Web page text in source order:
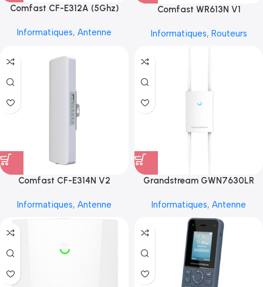
Comfast CF-E312A (5Ghz)
Informatiques, Antenne
Comfast WR613N V1
Informatiques, Routeurs
Comfast CF-E314N V2
Informatiques, Antenne
Grandstream GWN7630LR
Informatiques, Antenne